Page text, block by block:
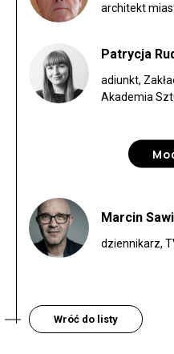
architekt
Patrycja
adiunkt,
Akademia
Marcin
dziennikarz,
Wróć do listy